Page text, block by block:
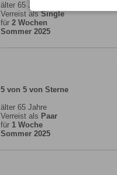
älter 65 Jahre
Verreist alsSingle
für 2 Wochen
Sommer 2025
5 von 5 von Sterne
älter 65 Jahre
Verreist als Paar
für 1 Woche
Sommer 2025